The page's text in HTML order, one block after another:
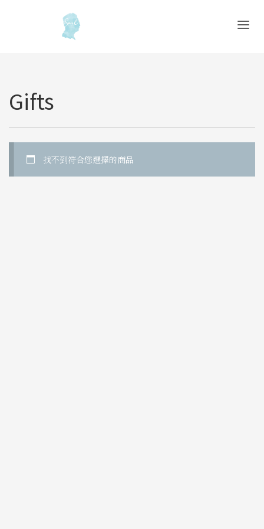
Gifts
找不到符合您選擇的商品